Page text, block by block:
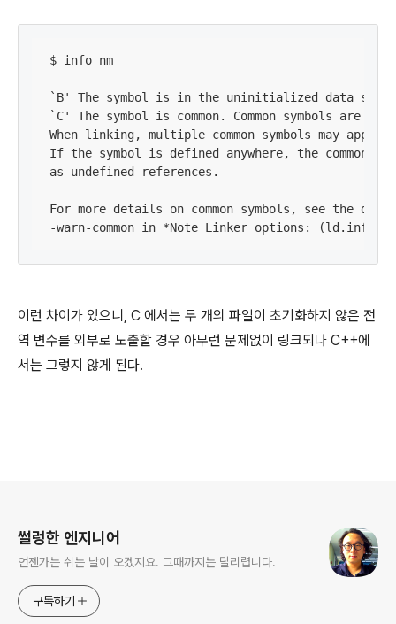
$ info nm
`B' The symbol is in the uninitialized data
`C' The symbol is common. Common symbols are
When linking, multiple common symbols may
If the symbol is defined anywhere, the common
as undefined references.
For more details on common symbols, see the
-warn-common in *Note Linker options:
이런 차이가 있으니, C 에서는 두 개의 파일이 초기화하지 않은 전
역 변수를 외부로 노출할 경우 아무런 문제없이 링크되나 C++에
서는 그렇지 않게 된다.
썰렁한 엔지니어
언젠가는 쉬는 날이 오겠지요. 그때까지는 달리렵니다.
구독하기